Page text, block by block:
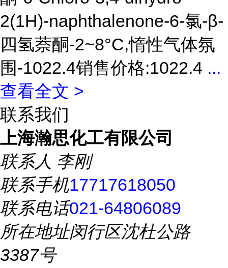
2(1H)-naphthalenone-6-氯-β-
四氢萘酮-2~8°C,惰性气体氛
围-1022.4销售价格:1022.4 ...
查看全文 >
联系我们
上海瀚思化工有限公司
联系人 李刚
联系手机17717618050
联系电话021-64806089
所在地址闵行区沈杜公路
3387号